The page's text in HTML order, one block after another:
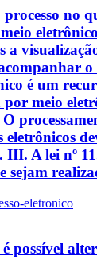
processo no
a
o
é um
meio
eletrônicos
A lei nº
eletronico
possível